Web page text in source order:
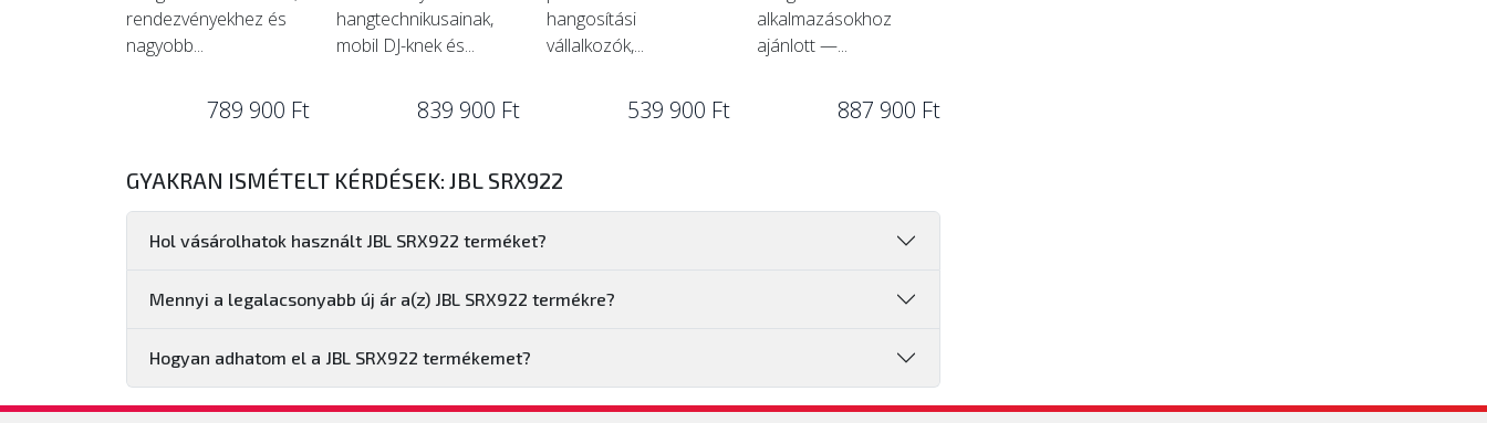
rendezvényekhez és
nagyobb...
789 900 Ft
hangtechnikusainak,
mobil DJ-knek és...
839 900 Ft
hangosítási
vállalkozók,...
539 900 Ft
alkalmazásokhoz
ajánlott —...
887 900 Ft
GYAKRAN ISMÉTELT KÉRDÉSEK: JBL SRX922
Hol vásárolhatok használt JBL SRX922 terméket?
Mennyi a legalacsonyabb új ár a(z) JBL SRX922 termékre?
Hogyan adhatom el a JBL SRX922 termékemet?